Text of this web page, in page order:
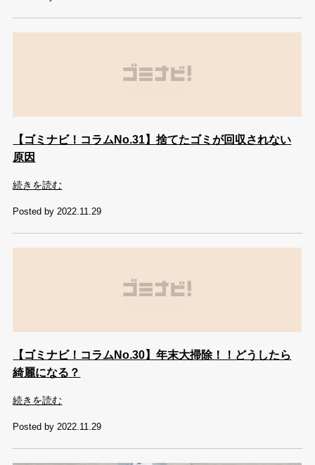
【ゴミナビ！コラムNo.31】捨てたゴミが回収されない
原因
続きを読む
Posted by 2022.11.29
【ゴミナビ！コラムNo.30】年末大掃除！！どうしたら
綺麗になる？
続きを読む
Posted by 2022.11.29